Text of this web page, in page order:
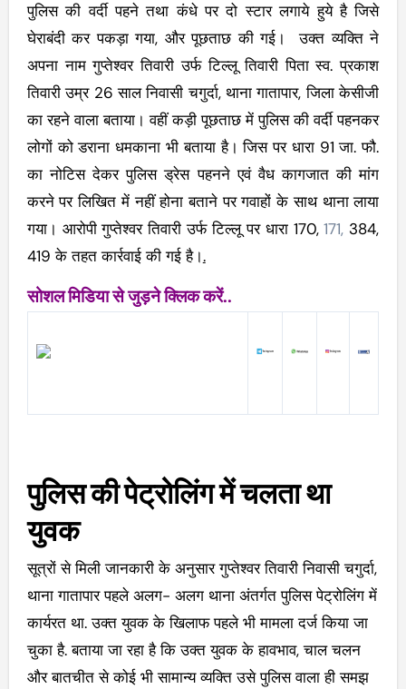
पुलिस की वर्दी पहने तथा कंधे पर दो स्टार लगाये हुये है जिसे
घेराबंदी कर पकड़ा गया, और पूछताछ की गई। उक्त व्यक्ति ने
अपना नाम गुप्तेश्वर तिवारी उर्फ टिल्लू तिवारी पिता स्व. प्रकाश
तिवारी उम्र 26 साल निवासी चगुर्दा, थाना गातापार, जिला केसीजी
का रहने वाला बताया। वहीं कड़ी पूछताछ में पुलिस की वर्दी पहनकर
लोगों को डराना धमकाना भी बताया है। जिस पर धारा 91 जा. फौ.
का नोटिस देकर पुलिस ड्रेस पहनने एवं वैध कागजात की मांग
करने पर लिखित में नहीं होना बताने पर गवाहों के साथ थाना लाया
गया। आरोपी गुप्तेश्वर तिवारी उर्फ टिल्लू पर धारा 170,171, 384,
419 के तहत कार्रवाई की गई है।.
सोशल मिडिया से जुड़ने क्लिक करें..
पुलिस की पेट्रोलिंग में चलता था
युवक
सूत्रों से मिली जानकारी के अनुसार गुप्तेश्वर तिवारी निवासी चगुर्दा,
थाना गातापार पहले अलग- अलग थाना अंतर्गत पुलिस पेट्रोलिंग में
कार्यरत था. उक्त युवक के खिलाफ पहले भी मामला दर्ज किया जा
चुका है. बताया जा रहा है कि उक्त युवक के हावभाव, चाल चलन
और बातचीत से कोई भी सामान्य व्यक्ति उसे पुलिस वाला ही समझ